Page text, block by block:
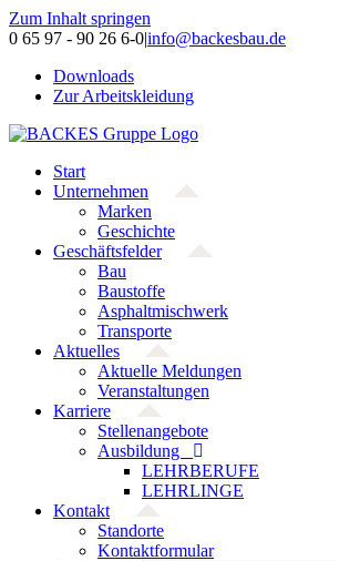
Zum Inhalt springen
0 65 97 - 90 26 6-0|info@backesbau.de
Downloads
Zur Arbeitskleidung
Start
Unternehmen
Marken
Geschichte
Geschäftsfelder
Bau
Baustoffe
Asphaltmischwerk
Transporte
Aktuelles
Aktuelle Meldungen
Veranstaltungen
Karriere
Stellenangebote
Ausbildung
LEHRBERUFE
LEHRLINGE
Kontakt
Standorte
Kontaktformular